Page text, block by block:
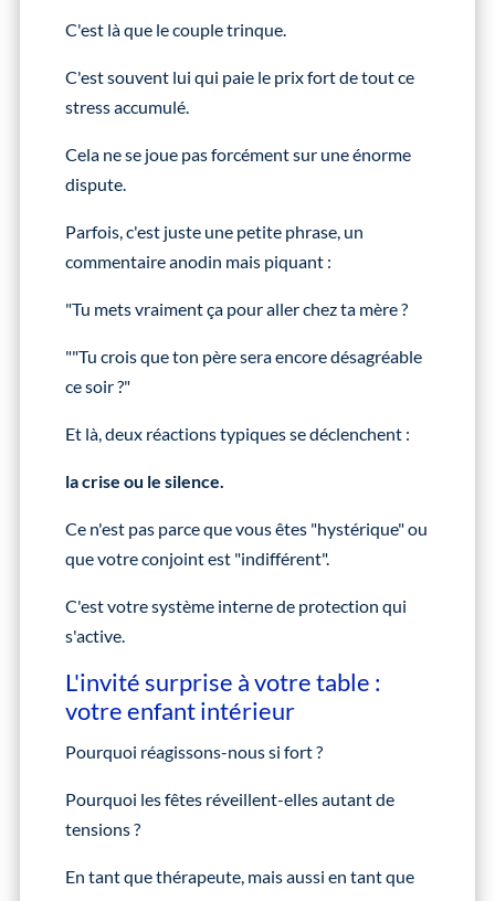
C'est là que le couple trinque.
C'est souvent lui qui paie le prix fort de tout ce
stress accumulé.
Cela ne se joue pas forcément sur une énorme
dispute.
Parfois, c'est juste une petite phrase, un
commentaire anodin mais piquant :
"Tu mets vraiment ça pour aller chez ta mère ?
""Tu crois que ton père sera encore désagréable
ce soir ?"
Et là, deux réactions typiques se déclenchent :
la crise ou le silence.
Ce n'est pas parce que vous êtes "hystérique" ou
que votre conjoint est "indifférent".
C'est votre système interne de protection qui
s'active.
L'invité surprise à votre table :
votre enfant intérieur
Pourquoi réagissons-nous si fort ?
Pourquoi les fêtes réveillent-elles autant de
tensions ?
En tant que thérapeute, mais aussi en tant que